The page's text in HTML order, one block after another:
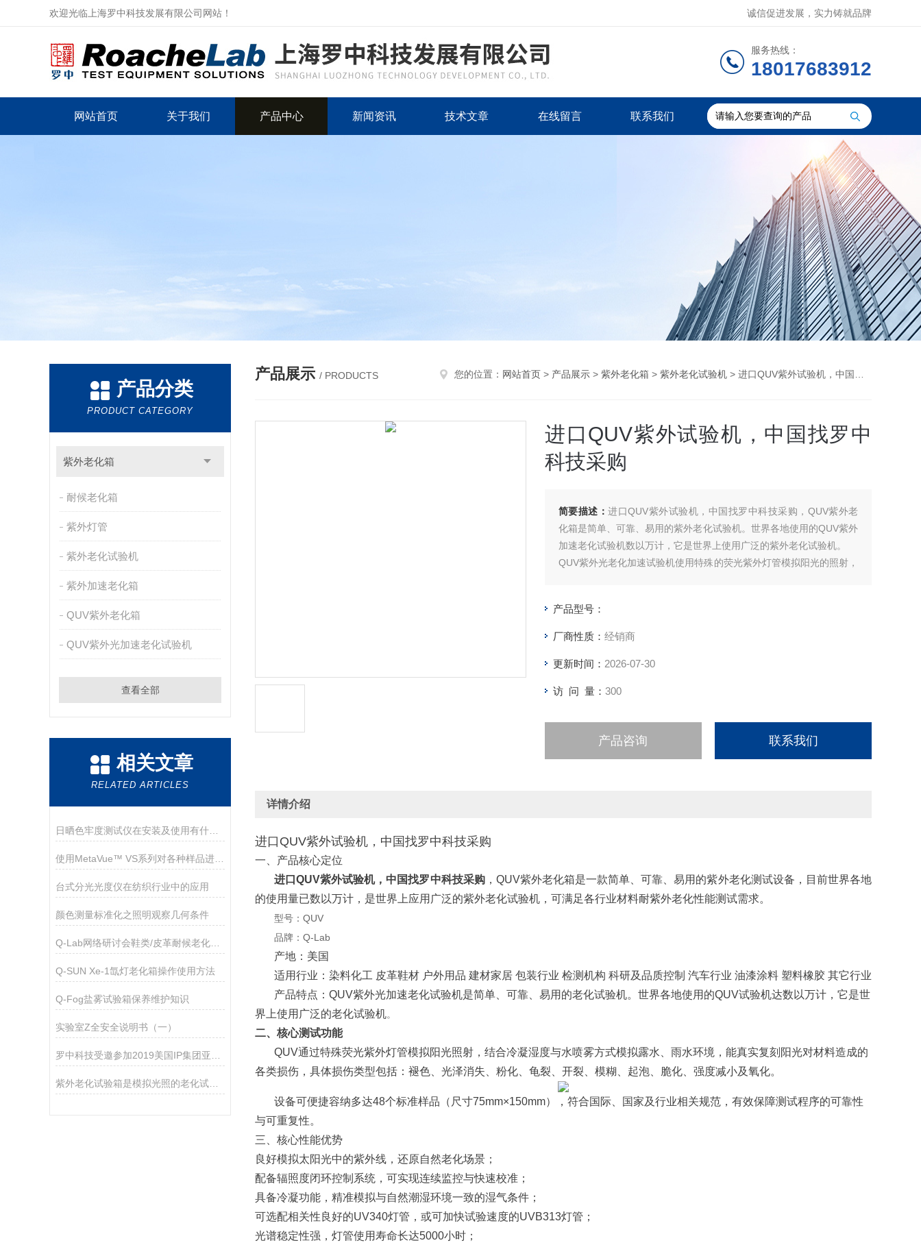
欢迎光临上海罗中科技发展有限公司网站！ 诚信促进发展，实力铸就品牌
服务热线：
18017683912
网站首页 关于我们 产品中心 新闻资讯 技术文章 在线留言 联系我们
产品分类
PRODUCT CATEGORY
紫外老化箱
耐候老化箱
紫外灯管
紫外老化试验机
紫外加速老化箱
QUV紫外老化箱
QUV紫外光加速老化试验机
查看全部
相关文章
RELATED ARTICLES
日晒色牢度测试仪在安装及使用有什么需要注意的地方？
使用MetaVue™ VS系列对各种样品进行配色
台式分光光度仪在纺织行业中的应用
颜色测量标准化之照明观察几何条件
Q-Lab网络研讨会鞋类/皮革耐候老化测试免费开讲！
Q-SUN Xe-1氙灯老化箱操作使用方法
Q-Fog盐雾试验箱保养维护知识
实验室Z全安全说明书（一）
产品展示 / PRODUCTS 您的位置： 网站首页 > 产品展示 > 紫外老化箱 > 紫外老化试验机 > 进口QUV紫外试验机，中国找罗中科技采购
进口QUV紫外试验机，中国找罗中
科技采购
简要描述：进口QUV紫外试验机，中国找罗中科技采购，QUV紫外老
化箱是简单、可靠、易用的紫外老化试验机。世界各地使用的QUV紫外
加速老化试验机数以万计，它是世界上使用广泛的紫外老化试验机。
QUV紫外光老化加速试验机使用特殊的荧光紫外灯管模拟阳光的照射，
起泡、脆化、强度减小和氧化。
产品型号：
厂商性质： 经销商
更新时间： 2026-07-30
访 问 量： 300
产品咨询 联系我们
详情介绍
进口QUV紫外试验机，中国找罗中科技采购
一、产品核心定位
进口QUV紫外试验机，中国找罗中科技采购，QUV紫外老化箱是一款简单、可靠、易用的紫外老化测试设备，目前世界各地
的使用量已数以万计，是世界上应用广泛的紫外老化试验机，可满足各行业材料耐紫外老化性能测试需求。
型号：QUV
品牌：Q-Lab
产地：美国
适用行业：染料化工 皮革鞋材 户外用品 建材家居 包装行业 检测机构 科研及品质控制 汽车行业 油漆涂料 塑料橡胶 其它行业
产品特点：QUV紫外光加速老化试验机是简单、可靠、易用的老化试验机。世界各地使用的QUV试验机达数以万计，它是世
界上使用广泛的老化试验机。
二、核心测试功能
QUV通过特殊荧光紫外灯管模拟阳光照射，结合冷凝湿度与水喷雾方式模拟露水、雨水环境，能真实复刻阳光对材料造成的
各类损伤，具体损伤类型包括：褪色、光泽消失、粉化、龟裂、开裂、模糊、起泡、脆化、强度减小及氧化。
设备可便捷容纳多达48个标准样品（尺寸75mm×150mm），符合国际、国家及行业相关规范，有效保障测试程序的可靠性
与可重复性。
三、核心性能优势
良好模拟太阳光中的紫外线，还原自然老化场景；
配备辐照度闭环控制系统，可实现连续监控与快速校准；
具备冷凝功能，精准模拟与自然潮湿环境一致的湿气条件；
可选配相关性良好的UV340灯管，或可加快试验速度的UVB313灯管；
光谱稳定性强，灯管使用寿命长达5000小时；